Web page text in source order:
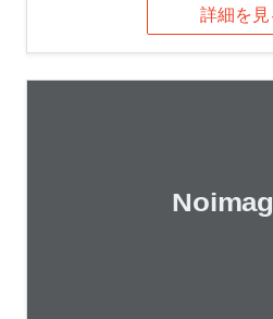
詳細を見